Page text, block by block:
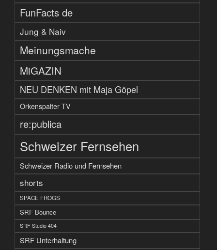
FunFacts de
Jung & Naiv
Meinungsmache
MiGAZIN
NEU DENKEN mit Maja Göpel
Orkenspalter TV
re:publica
Schweizer Fernsehen
Schweizer Radio und Fernsehen
shorts
SPACE FROGS
SRF Bounce
SRF Studio 404
SRF Unterhaltung